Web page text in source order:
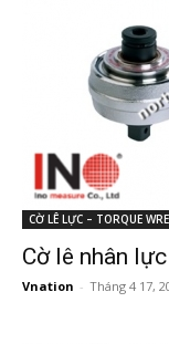
CỜ LÊ LỰC – TORQUE
Cờ lê nhân
Vnation - Tháng 4 17,